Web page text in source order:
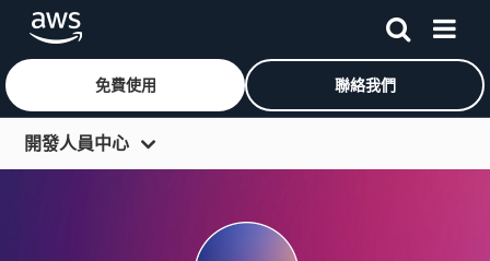
跳至主要內容
免費使用 聯絡我們
開發人員中心